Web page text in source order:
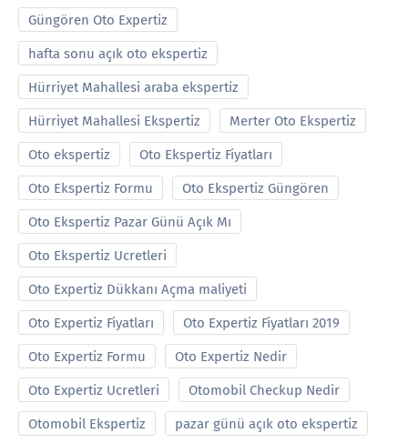
Güngören Oto Expertiz
hafta sonu açık oto ekspertiz
Hürriyet Mahallesi araba ekspertiz
Hürriyet Mahallesi Ekspertiz Merter Oto Ekspertiz
Oto ekspertiz Oto Ekspertiz Fiyatları
Oto Ekspertiz Formu Oto Ekspertiz Güngören
Oto Ekspertiz Pazar Günü Açık Mı
Oto Ekspertiz Ucretleri
Oto Expertiz Dükkanı Açma maliyeti
Oto Expertiz Fiyatları Oto Expertiz Fiyatları 2019
Oto Expertiz Formu Oto Expertiz Nedir
Oto Expertiz Ucretleri Otomobil Checkup Nedir
Otomobil Ekspertiz pazar günü açık oto ekspertiz